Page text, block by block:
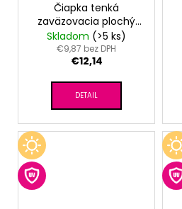
Čiapka tenká
zaväzovacia plochý
šev Outlast® - biela
Skladom (>5 ks)
€9,87 bez DPH
€12,14
DETAIL